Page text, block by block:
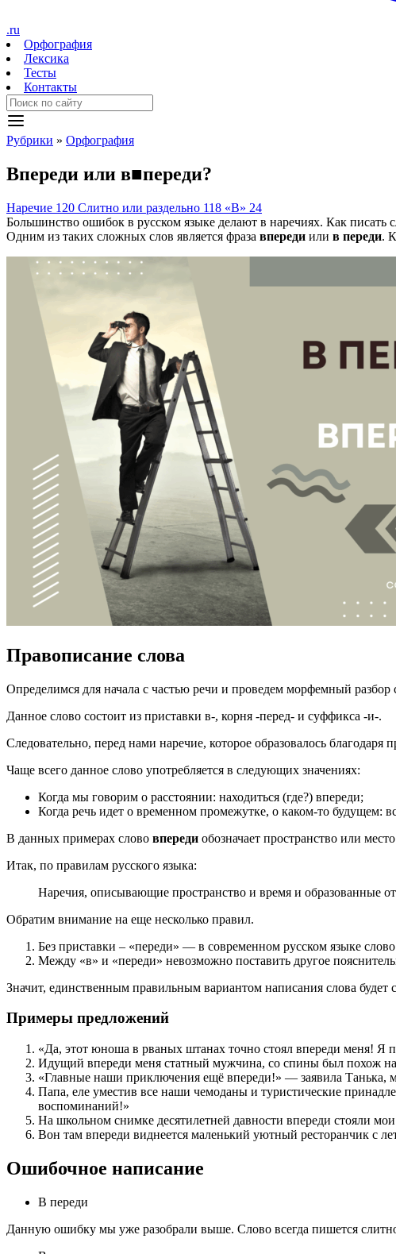
.ru
Орфография
Лексика
Тесты
Контакты
Рубрики » Орфография
Впереди или в■переди?
Наречие 120 Слитно или раздельно 118 «В» 24
Большинство ошибок в русском языке делают в наречиях. Как
Одним из таких сложных слов является фраза впереди или в переди.
Правописание слова
Определимся для начала с частью речи и проведем морфемный разбор
Данное слово состоит из приставки в-, корня -перед- и суффикса -и-.
Следовательно, перед нами наречие, которое образовалось
Чаще всего данное слово употребляется в следующих значениях:
Когда мы говорим о расстоянии: находиться (где?) впереди;
Когда речь идет о временном промежутке, о каком-то будущем:
В данных примерах слово впереди обозначает пространство или
Итак, по правилам русского языка:
Наречия, описывающие пространство и время и образованные
Обратим внимание на еще несколько правил.
Без приставки – «переди» — в современном русском языке
Между «в» и «переди» невозможно поставить другое
Значит, единственным правильным вариантом написания слова будет
Примеры предложений
«Да, этот юноша в рваных штанах точно стоял впереди меня! Я
Идущий впереди меня статный мужчина, со спины был похож
«Главные наши приключения ещё впереди!» — заявила Танька,
Папа, еле уместив все наши чемоданы и туристические
воспоминаний!»
На школьном снимке десятилетней давности впереди стояли
Вон там впереди виднеется маленький уютный ресторанчик с
Ошибочное написание
В переди
Данную ошибку мы уже разобрали выше. Слово всегда пишется